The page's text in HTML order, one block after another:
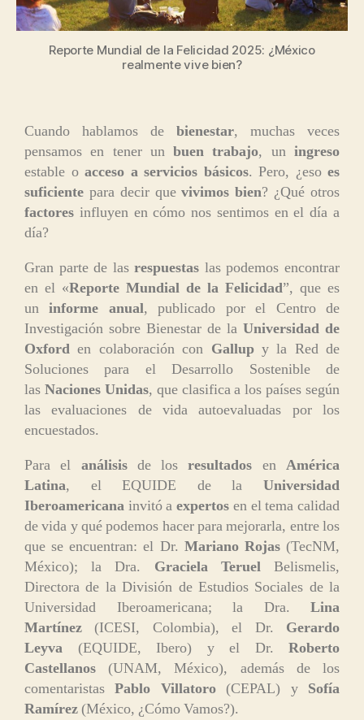
Reporte Mundial de la Felicidad 2025: ¿México
realmente vive bien?
Cuando hablamos de bienestar, muchas veces
pensamos en tener unbuen trabajo, uningreso
estable o acceso a servicios básicos. Pero, ¿eso es
suficiente para decir quevivimos bien? ¿Qué otros
factores influyen en cómo nos sentimos en el día a
día?
Gran parte de lasrespuestas las podemos encontrar
en el «Reporte Mundial de la Felicidad”, que es
un informe anual, publicado por el Centro de
Investigación sobre Bienestar de la Universidad de
Oxford en colaboración con Gallupy la Red de
Soluciones para el Desarrollo Sostenible de
las Naciones Unidas, que clasifica a los países según
las evaluaciones de vida autoevaluadas por los
encuestados.
Para el análisisde losresultados enAmérica
Latina, el EQUIDE de la Universidad
Iberoamericana invitó a expertos en el tema calidad
de vida y qué podemos hacer para mejorarla, entre los
que se encuentran: el Dr. Mariano Rojas(TecNM,
México); la Dra. Graciela TeruelBelismelis,
Directora de la División de Estudios Sociales de la
Universidad Iberoamericana; la Dra. Lina
Martínez (ICESI, Colombia), el Dr. Gerardo
Leyva (EQUIDE, Ibero) y el Dr. Roberto
Castellanos (UNAM, México), además de los
comentaristasPablo Villatoro(CEPAL) y Sofía
Ramírez (México, ¿Cómo Vamos?).